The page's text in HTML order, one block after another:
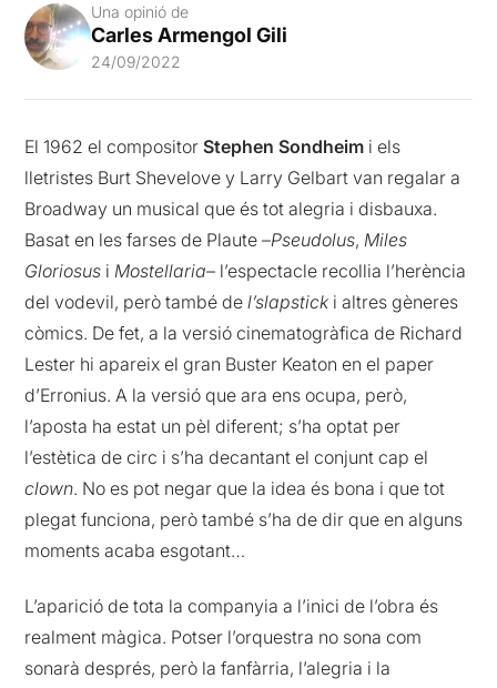
Una opinió de
Carles Armengol Gili
24/09/2022
El 1962 el compositor Stephen Sondheim i els
lletristes Burt Shevelove y Larry Gelbart van regalar a
Broadway un musical que és tot alegria i disbauxa.
Basat en les farses de Plaute –Pseudolus, Miles
Gloriosus i Mostellaria– l’espectacle recollia l’herència
del vodevil, però també del’slapsticki altres gèneres
còmics. De fet, a la versió cinematogràfica de Richard
Lester hi apareix el gran Buster Keaton en el paper
d’Erronius. A la versió que ara ens ocupa, però,
l’aposta ha estat un pèl diferent; s’ha optat per
l’estètica de circ i s’ha decantant el conjunt cap el
clown. No es pot negar que la idea és bona i que tot
plegat funciona, però també s’ha de dir que en alguns
moments acaba esgotant…
L’aparició de tota la companyia a l’inici de l’obra és
realment màgica. Potser l’orquestra no sona com
sonarà després, però la fanfàrria, l’alegria i la